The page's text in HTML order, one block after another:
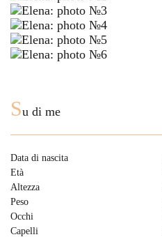
Su di me
Data di nascita
Età
Altezza
Peso
Occhi
Capelli